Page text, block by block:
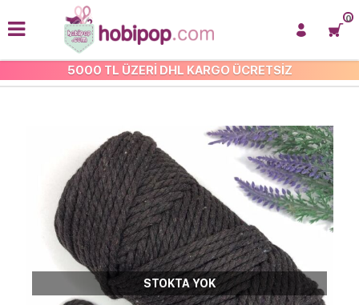
5000 TL ÜZERİ DHL KARGO ÜCRETSİZ
0
3 MM 3 BÜKÜM MAKROME İP
STOKTA YOK